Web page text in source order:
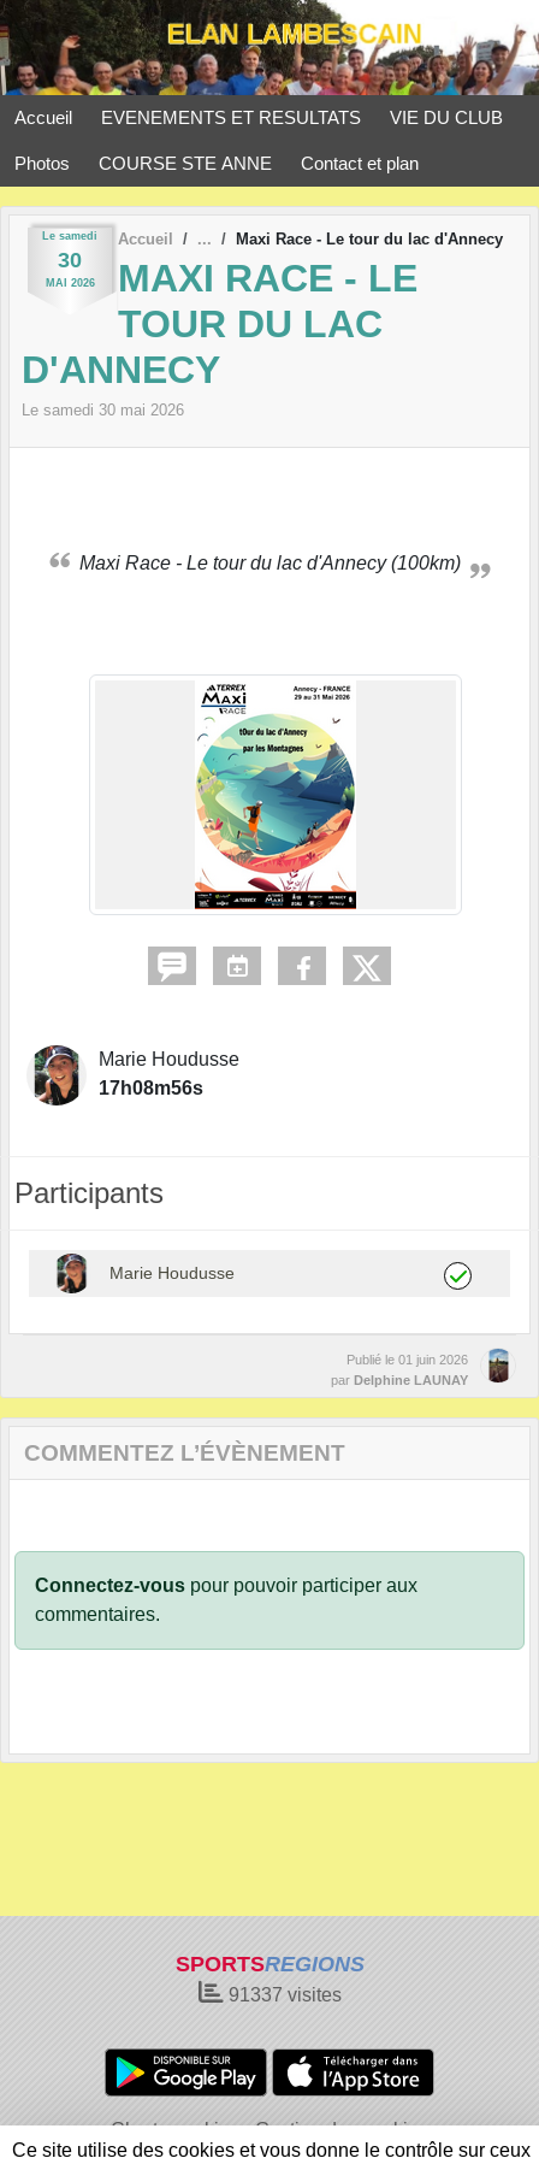
Accueil EVENEMENTS ET RESULTATS VIE DU CLUB
Photos COURSE STE ANNE Contact et plan
Le samedi
30
MAI 2026
Accueil Maxi Race - Le tour du lac d'Annecy
MAXI RACE - LE
TOUR DU LAC
D'ANNECY
Le samedi 30 mai 2026
Maxi Race - Le tour du lac d'Annecy (100km)
Marie Houdusse
17h08m56s
Participants
Marie Houdusse
Publié le 01 juin 2026
par Delphine LAUNAY
COMMENTEZ L’ÉVÈNEMENT
Connectez-vous pour pouvoir participer aux
commentaires.
SPORTSREGIONS
91337 visites
Charte cookies
Gestion des cookies
Panneau de gestion des cookies
Ce site utilise des cookies et vous donne le contrôle sur ceux